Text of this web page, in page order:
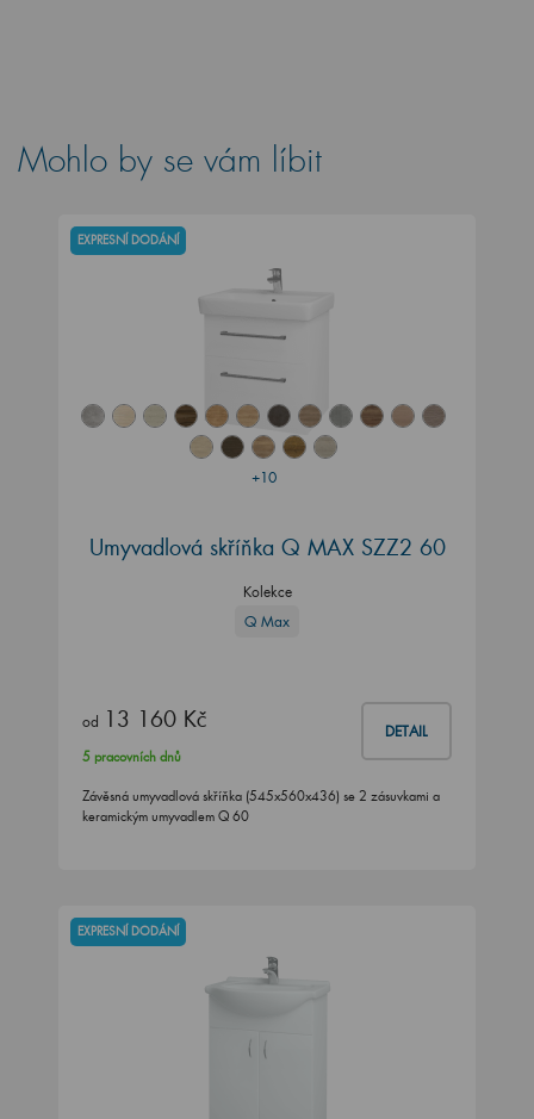
Mohlo by se vám líbit
+10
EXPRESNÍ DODÁNÍ
Umyvadlová skříňka Q MAX SZZ2 60
Kolekce
Q Max
od 13 160 Kč DETAIL
5 pracovních dnů
Závěsná umyvadlová skříňka (545x560x436) se 2 zásuvkami a
keramickým umyvadlem Q 60
EXPRESNÍ DODÁNÍ